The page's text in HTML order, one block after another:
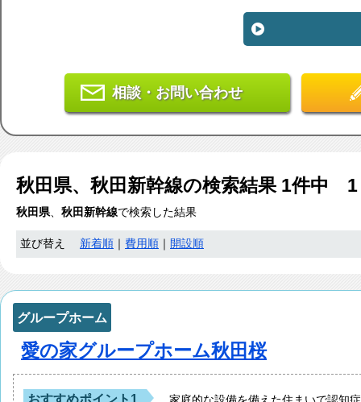
相談・お問い合わせ
秋田県、秋田新幹線の検索結果 1件中 1
秋田県、 秋田新幹線で検索した結果
並び替え 新着順 費用順 開設順
グループホーム
愛の家グループホーム秋田桜